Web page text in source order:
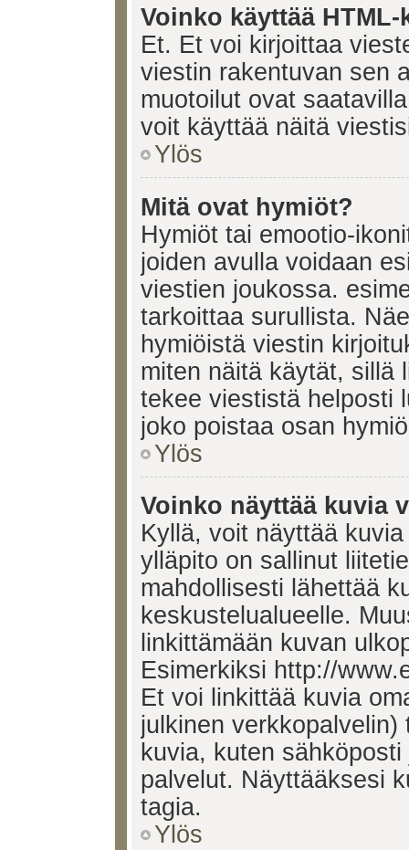
Voinko käyttää
Et. Et voi kirjoittaa
viestin rakentuvan sen
muotoilut ovat
voit käyttää näitä
Ylös
Mitä ovat hymiöt?
Hymiöt tai emootio-
joiden avulla voidaan
viestien joukossa.
tarkoittaa surullista.
hymiöistä viestin
miten näitä käytät, sillä
tekee viestistä helposti
joko poistaa osan
Ylös
Voinko näyttää kuvia
Kyllä, voit näyttää
ylläpito on sallinut
mahdollisesti lähettää
keskustelualueelle.
linkittämään kuvan
Esimerkiksi http://
Et voi linkittää kuvia
julkinen
kuvia, kuten
palvelut. Näyttääksesi
tagia.
Ylös